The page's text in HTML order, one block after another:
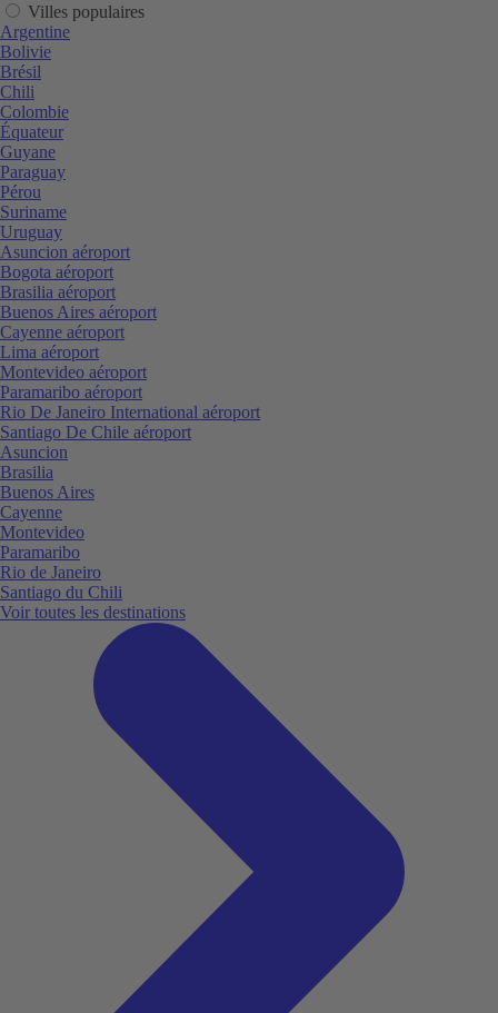
Villes populaires
Argentine
Bolivie
Brésil
Chili
Colombie
Équateur
Guyane
Paraguay
Pérou
Suriname
Uruguay
Asuncion aéroport
Bogota aéroport
Brasilia aéroport
Buenos Aires aéroport
Cayenne aéroport
Lima aéroport
Montevideo aéroport
Paramaribo aéroport
Rio De Janeiro International aéroport
Santiago De Chile aéroport
Asuncion
Brasilia
Buenos Aires
Cayenne
Montevideo
Paramaribo
Rio de Janeiro
Santiago du Chili
Voir toutes les destinations